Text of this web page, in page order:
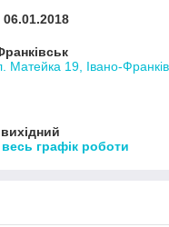
Матейка 19, Івано-
графік роботи